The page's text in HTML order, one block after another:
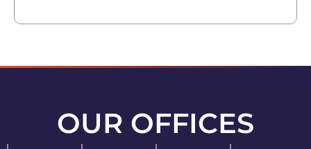
OUR OFFICES